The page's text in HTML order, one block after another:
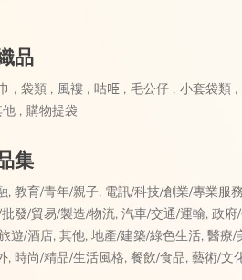
品
, 袋類 , 風褸 , 咕𠱸 , 毛公仔 , 小套袋類 ,
, 購物提袋
集
, 教育/青年/親子, 電訊/科技/創業/專業服
發/貿易/製造/物流, 汽車/交通/運輸, 政府
遊/酒店, 其他, 地產/建築/綠色生活, 醫療/
, 時尚/精品/生活風格, 餐飲/食品, 藝術/文